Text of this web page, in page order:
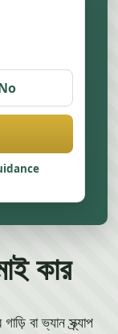
কার
বা ভ্যান স্ক্র্যাপ